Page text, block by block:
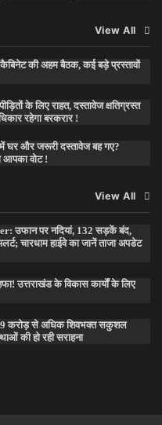
View All
की अहम बैठक, कई बड़े प्रस्तावों
के लिए राहत, दस्तावेज क्षतिग्रस्त
रहेगा बरकरार !
और जरूरी दस्तावेज बह गए?
आपका वोट !
View All
उफान पर नदियां, 132 सड़कें बंद,
चारधाम हाईवे का जानें ताजा अपडेट
उत्तराखंड के विकास कार्यों के लिए
करोड़ से अधिक शिवभक्त सकुशल
की हो रही सराहना